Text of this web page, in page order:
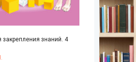
закрепления знаний. 4